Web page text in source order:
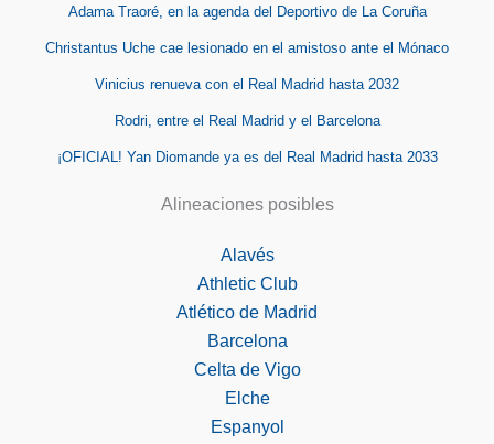
Adama Traoré, en la agenda del Deportivo de La Coruña
Christantus Uche cae lesionado en el amistoso ante el Mónaco
Vinicius renueva con el Real Madrid hasta 2032
Rodri, entre el Real Madrid y el Barcelona
¡OFICIAL! Yan Diomande ya es del Real Madrid hasta 2033
Alineaciones posibles
Alavés
Athletic Club
Atlético de Madrid
Barcelona
Celta de Vigo
Elche
Espanyol